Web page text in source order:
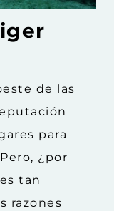
de las
para
¿por
tan
razones